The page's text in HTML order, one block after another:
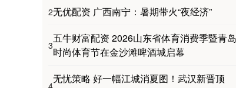
2无优配资 广西南宁：暑期带火“夜经济”
3
五牛财富配资 2026山东省体育消费季暨青岛
时尚体育节在金沙滩啤酒城启幕
4
无忧策略 好一幅江城消夏图！武汉新晋顶